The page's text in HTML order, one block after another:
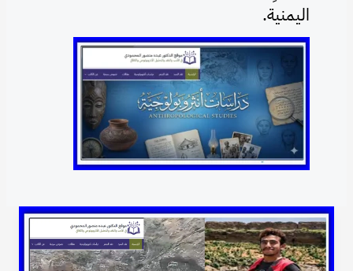
اليمنية.
القعقاع
بن
عنتر..